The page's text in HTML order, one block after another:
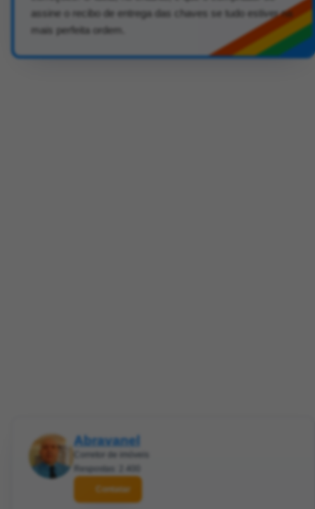
assine o recibo de entrega das chaves se tudo estiver na
mais perfeita ordem.
Abravanel
Corretor de imóveis
Respostas: 2.400
Contatar